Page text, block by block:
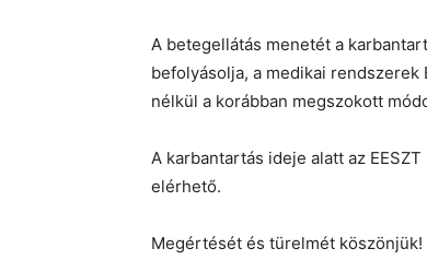
A betegellátás menetét a
befolyásolja, a medikai rendszerek
nélkül a korábban megszokott
A karbantartás ideje alatt az
elérhető.
Megértését és türelmét köszönjük!